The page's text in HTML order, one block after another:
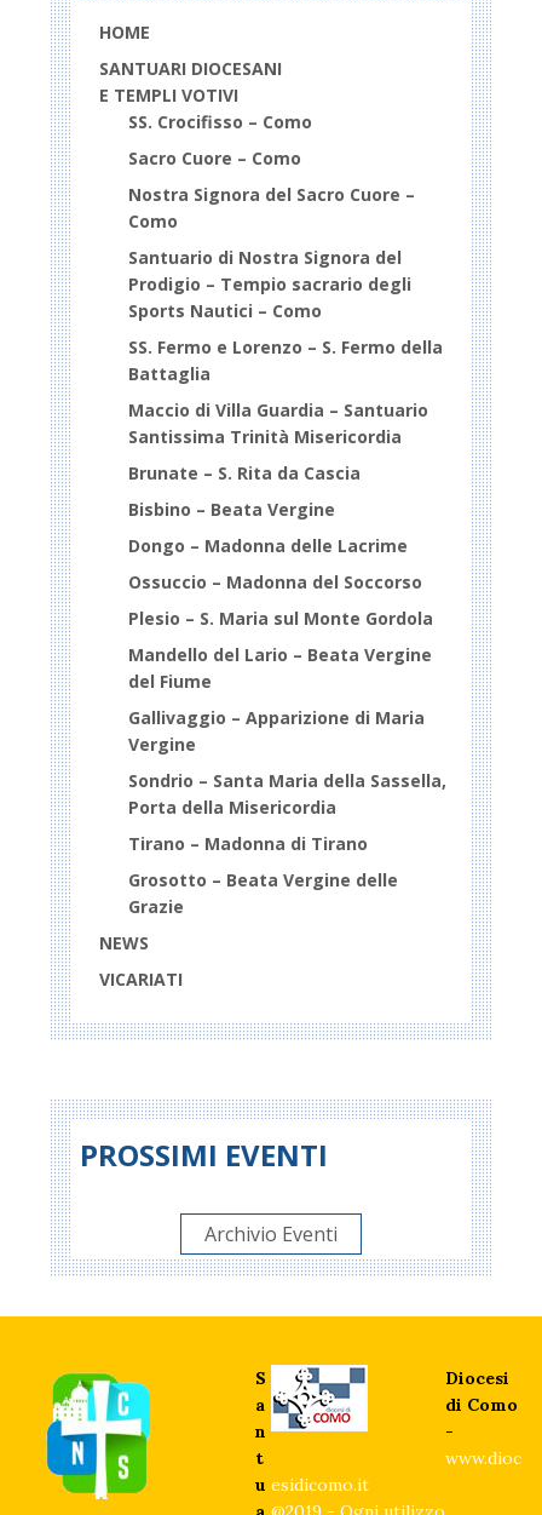
HOME
SANTUARI DIOCESANI
E TEMPLI VOTIVI
SS. Crocifisso – Como
Sacro Cuore – Como
Nostra Signora del Sacro Cuore –
Como
Santuario di Nostra Signora del
Prodigio – Tempio sacrario degli
Sports Nautici – Como
SS. Fermo e Lorenzo – S. Fermo della
Battaglia
Maccio di Villa Guardia – Santuario
Santissima Trinità Misericordia
Brunate – S. Rita da Cascia
Bisbino – Beata Vergine
Dongo – Madonna delle Lacrime
Ossuccio – Madonna del Soccorso
Plesio – S. Maria sul Monte Gordola
Mandello del Lario – Beata Vergine
del Fiume
Gallivaggio – Apparizione di Maria
Vergine
Sondrio – Santa Maria della Sassella,
Porta della Misericordia
Tirano – Madonna di Tirano
Grosotto – Beata Vergine delle
Grazie
NEWS
VICARIATI
PROSSIMI EVENTI
Archivio Eventi
S
a
n
t
u
Diocesi
di Como
-
www.dioc
esidicomo.it